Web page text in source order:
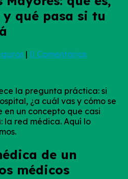
qué pasa si tu
| 0 Comentarios
la pregunta práctica: si
¿a cuál vas y cómo se
un concepto que casi
la red médica. Aquí lo
de un
médicos